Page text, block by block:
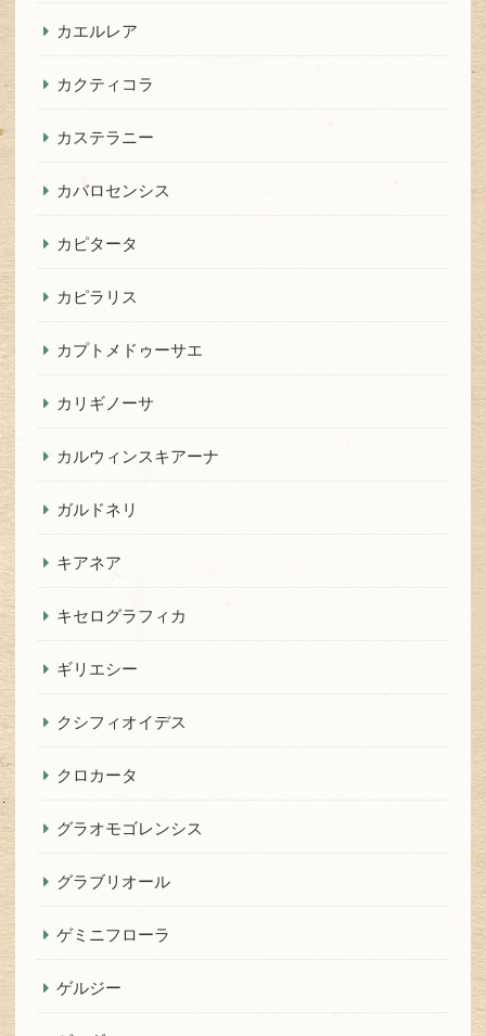
カエルレア
カクティコラ
カステラニー
カバロセンシス
カピタータ
カピラリス
カプトメドゥーサエ
カリギノーサ
カルウィンスキアーナ
ガルドネリ
キアネア
キセログラフィカ
ギリエシー
クシフィオイデス
クロカータ
グラオモゴレンシス
グラブリオール
ゲミニフローラ
ゲルジー